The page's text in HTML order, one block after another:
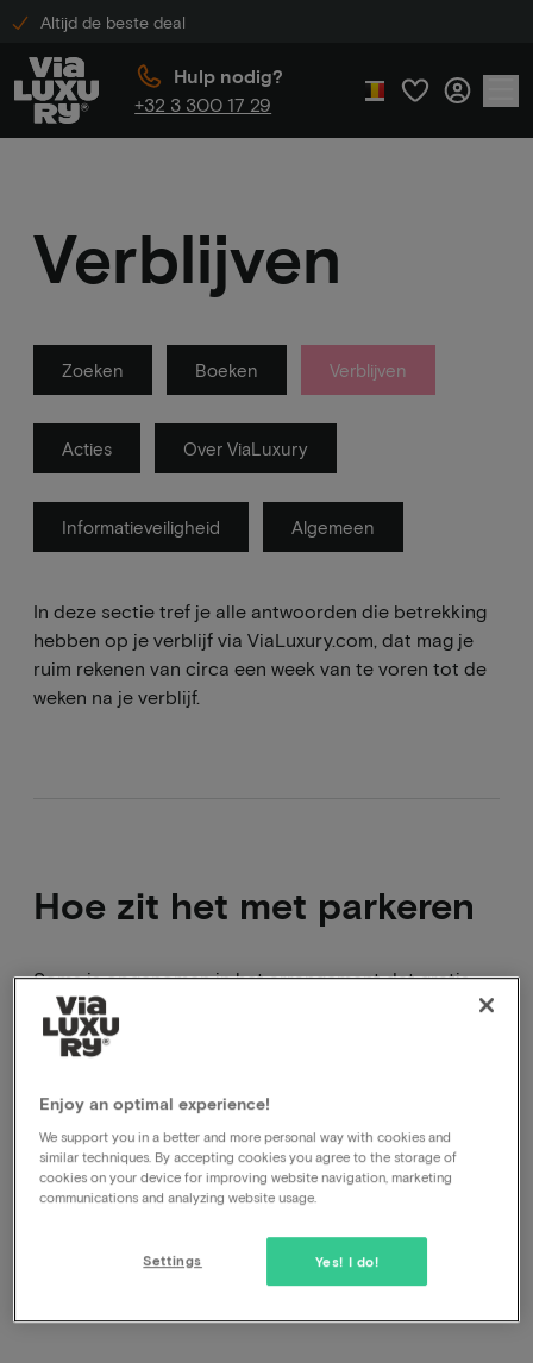
Altijd de beste deal
Hulp nodig?
+32 3 300 17 29
Verblijven
Zoeken Boeken Verblijven
Acties Over ViaLuxury
Informatieveiligheid Algemeen
In deze sectie tref je alle antwoorden die betrekking
hebben op je verblijf via ViaLuxury.com, dat mag je
ruim rekenen van circa een week van te voren tot de
weken na je verblijf.
Hoe zit het met parkeren
Soms is opgenomen in het arrangement dat gratis
parkeren onderdeel is van van het pakket. Als dit
geen onderdeel is van het pakket dan vindt u de
voorwaarden van het parkeren bij het kopje
faciliteiten.
Enjoy an optimal experience!
We support you in a better and more personal way with cookies and
similar techniques. By accepting cookies you agree to the storage of
cookies on your device for improving website navigation, marketing
communications and analyzing website usage.
Yes! I do!
Settings